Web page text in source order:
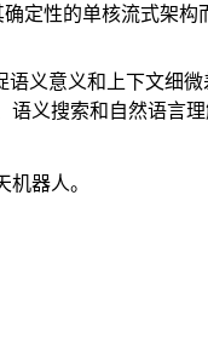
定性的单核流式架构
义意义和上下文细
义搜索和自然语言理
器人。